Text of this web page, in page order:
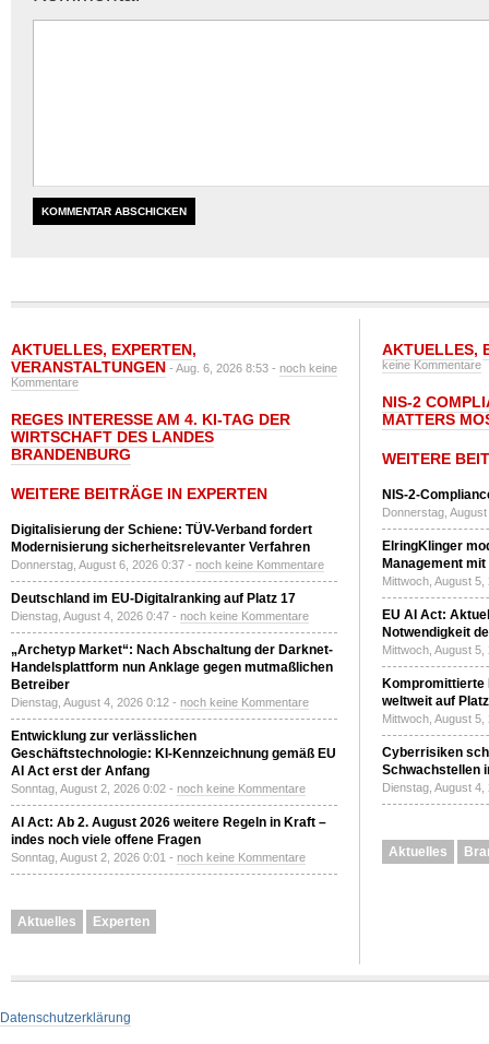
AKTUELLES, EXPERTEN,
VERANSTALTUNGEN - Aug. 6, 2026 8:53 - noch keine
Kommentare
REGES INTERESSE AM 4. KI-TAG DER
WIRTSCHAFT DES LANDES
BRANDENBURG
WEITERE BEITRÄGE IN EXPERTEN
Digitalisierung der Schiene: TÜV-Verband fordert
Modernisierung sicherheitsrelevanter Verfahren
Donnerstag, August 6, 2026 0:37 - noch keine Kommentare
Deutschland im EU-Digitalranking auf Platz 17
Dienstag, August 4, 2026 0:47 - noch keine Kommentare
„Archetyp Market“: Nach Abschaltung der Darknet-
Handelsplattform nun Anklage gegen mutmaßlichen
Betreiber
Dienstag, August 4, 2026 0:12 - noch keine Kommentare
Entwicklung zur verlässlichen
Geschäftstechnologie: KI-Kennzeichnung gemäß EU
AI Act erst der Anfang
Sonntag, August 2, 2026 0:02 - noch keine Kommentare
AI Act: Ab 2. August 2026 weitere Regeln in Kraft –
indes noch viele offene Fragen
Sonntag, August 2, 2026 0:01 - noch keine Kommentare
Aktuelles Experten
AKTUELLES,
keine Kommentare
NIS-2
MATTERS
WEITERE
NIS-2-
Donnerstag,
ElringKlinger
Management
Mittwoch, August
EU AI Act:
Notwendigkeit
Mittwoch, August
Kompromittierte
weltweit auf
Mittwoch, August
Cyberrisiken
Schwachstellen
Dienstag, August
Aktuelles
Datenschutzerklärung